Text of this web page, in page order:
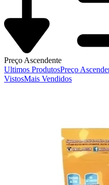
Preço Ascendente
Ultimos ProdutosPreço
VistosMais Vendidos